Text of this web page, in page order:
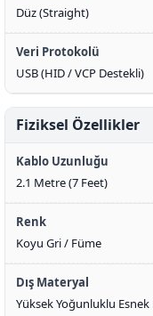
Düz (Straight)
Veri Protokolü
USB (HID / VCP Destekli)
Fiziksel Özellikler
Kablo Uzunluğu
2.1 Metre (7 Feet)
Renk
Koyu Gri / Füme
Dış Materyal
Yüksek Yoğunluklu Esnek